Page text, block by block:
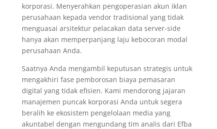
korporasi. Menyerahkan pengoperasian akun iklan
perusahaan kepada vendor tradisional yang tidak
menguasai arsitektur pelacakan data server-side
hanya akan memperpanjang laju kebocoran modal
perusahaan Anda.
Saatnya Anda mengambil keputusan strategis untuk
mengakhiri fase pemborosan biaya pemasaran
digital yang tidak efisien. Kami mendorong jajaran
manajemen puncak korporasi Anda untuk segera
beralih ke ekosistem pengelolaan media yang
akuntabel dengan mengundang tim analis dari Efba